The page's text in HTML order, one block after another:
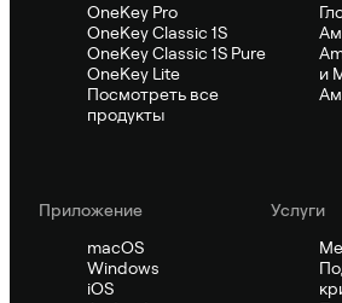
OneKey Pro
OneKey Classic 1S
OneKey Classic 1S Pure
OneKey Lite
Посмотреть все
продукты
и
Приложение
macOS
Windows
iOS
Услуги